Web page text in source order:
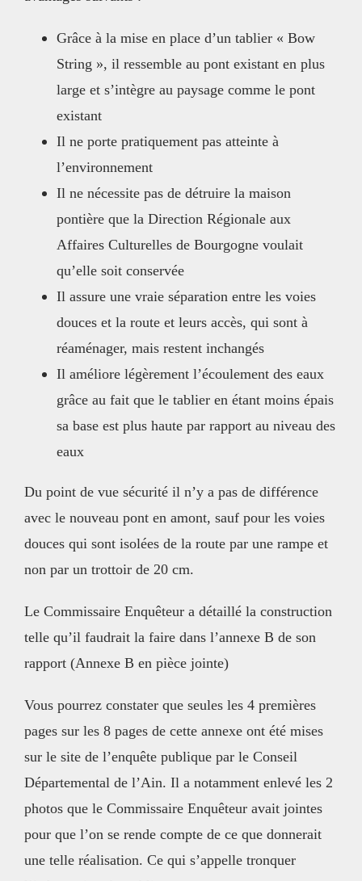
Grâce à la mise en place d’un tablier « Bow
String », il ressemble au pont existant en plus
large et s’intègre au paysage comme le pont
existant
Il ne porte pratiquement pas atteinte à
l’environnement
Il ne nécessite pas de détruire la maison
pontière que la Direction Régionale aux
Affaires Culturelles de Bourgogne voulait
qu’elle soit conservée
Il assure une vraie séparation entre les voies
douces et la route et leurs accès, qui sont à
réaménager, mais restent inchangés
Il améliore légèrement l’écoulement des eaux
grâce au fait que le tablier en étant moins épais
sa base est plus haute par rapport au niveau des
eaux
Du point de vue sécurité il n’y a pas de différence
avec le nouveau pont en amont, sauf pour les voies
douces qui sont isolées de la route par une rampe et
non par un trottoir de 20 cm.
Le Commissaire Enquêteur a détaillé la construction
telle qu’il faudrait la faire dans l’annexe B de son
rapport (Annexe B en pièce jointe)
Vous pourrez constater que seules les 4 premières
pages sur les 8 pages de cette annexe ont été mises
sur le site de l’enquête publique par le Conseil
Départemental de l’Ain. Il a notamment enlevé les 2
photos que le Commissaire Enquêteur avait jointes
pour que l’on se rende compte de ce que donnerait
une telle réalisation. Ce qui s’appelle tronquer